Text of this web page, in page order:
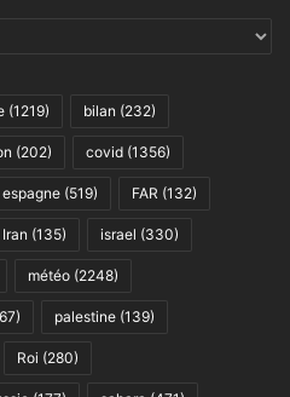
(1219) bilan (232)
(202) covid (1356)
espagne (519) FAR (132)
Iran (135) israel (330)
météo (2248)
palestine (139)
Roi (280)